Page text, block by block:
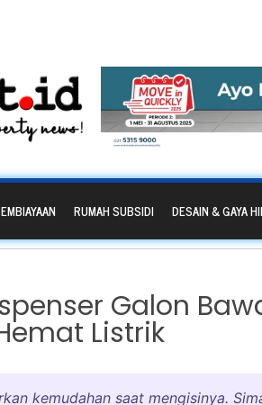
RUMAH SUBSIDI DESAIN & GAYA
Galon
Listrik
kemudahan saat mengisinya.